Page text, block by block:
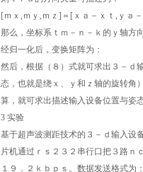
[ｍｘ,ｍｙ,ｍｚ]＝[ｘａ－ｘｔ,ｙａ
那么，坐标系ｔｍ－ｎ－ｋ的ｙ轴方
经归一化后，变换矩阵为：
然后，根据（８）式就可求出３－ｄ
态，也就是绕ｘ、ｙ和ｚ轴的旋转角
算，就可求出描述输入设备位置与姿
3 实验
基于超声波测距技术的３－ｄ输入设
片机通过ｒｓ２３２串行口把３路ｎ
１９．２ｋｂｐｓ。数据发送格式为